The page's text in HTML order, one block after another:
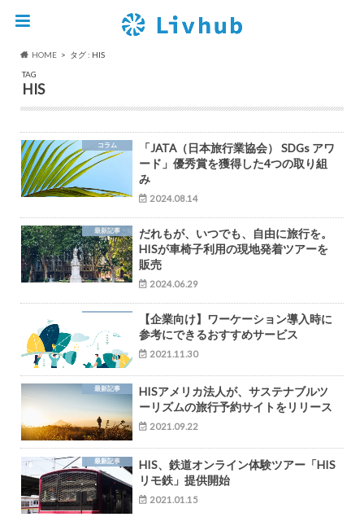
HOME
タグ : HIS
TAG
HIS
コラム
「JATA（日本旅行業協会） SDGs アワ
ード」優秀賞を獲得した4つの取り組
み
2024.08.14
最新記事
だれもが、いつでも、自由に旅行を。
HISが車椅子利用の現地発着ツアーを
販売
2024.06.29
【企業向け】ワーケーション導入時に
参考にできるおすすめサービス
2021.11.30
最新記事
HISアメリカ法人が、サステナブルツ
ーリズムの旅行予約サイトをリリース
2021.09.22
最新記事
HIS、鉄道オンライン体験ツアー「HIS
リモ鉄」提供開始
2021.01.15